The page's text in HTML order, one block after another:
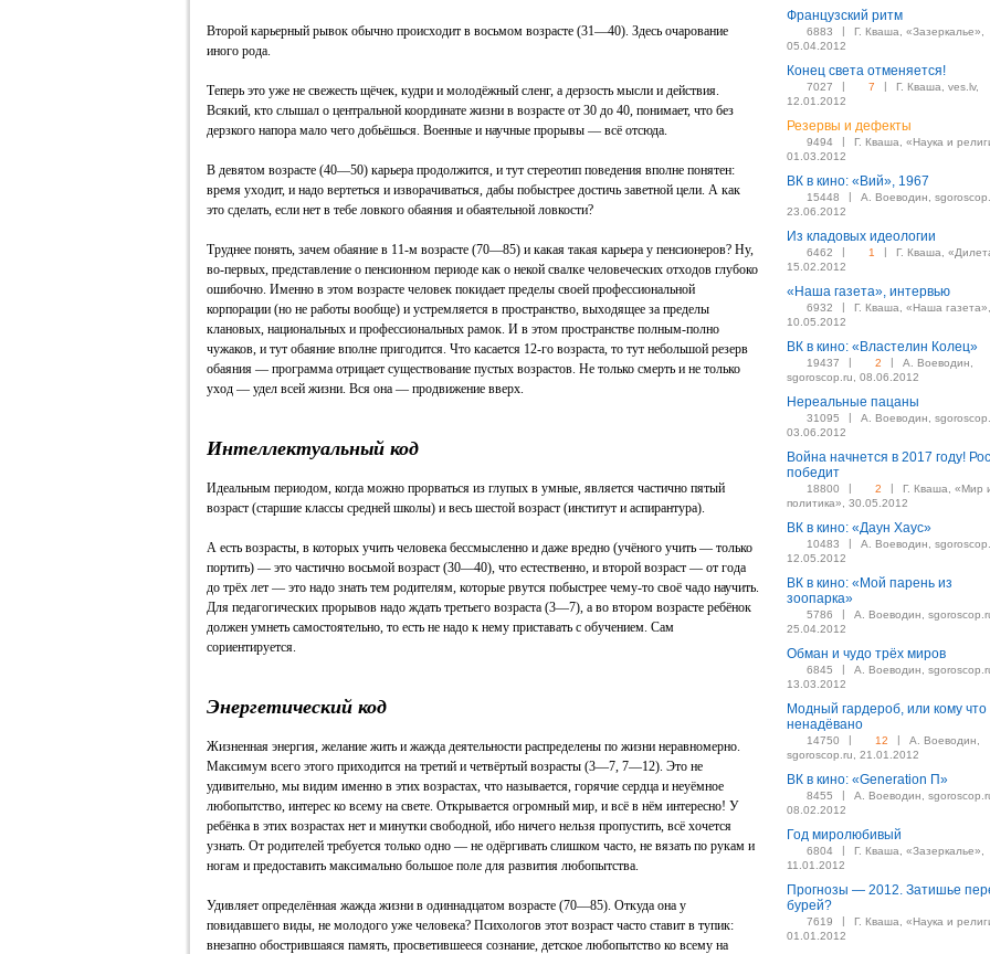
Второй карьерный рывок обычно происходит в восьмом возрасте (31—40). Здесь очарование
иного рода.
Теперь это уже не свежесть щёчек, кудри и молодёжный сленг, а дерзость мысли и действия.
Всякий, кто слышал о центральной координате жизни в возрасте от 30 до 40, понимает, что без
дерзкого напора мало чего добьёшься. Военные и научные прорывы — всё отсюда.
В девятом возрасте (40—50) карьера продолжится, и тут стереотип поведения вполне понятен:
время уходит, и надо вертеться и изворачиваться, дабы побыстрее достичь заветной цели. А как
это сделать, если нет в тебе ловкого обаяния и обаятельной ловкости?
Труднее понять, зачем обаяние в 11‑м возрасте (70—85) и какая такая карьера у пенсионеров? Ну,
во‑первых, представление о пенсионном периоде как о некой свалке человеческих отходов глубоко
ошибочно. Именно в этом возрасте человек покидает пределы своей профессиональной
корпорации (но не работы вообще) и устремляется в пространство, выходящее за пределы
клановых, национальных и профессиональных рамок. И в этом пространстве полным-полно
чужаков, и тут обаяние вполне пригодится. Что касается 12‑го возраста, то тут небольшой резерв
обаяния — программа отрицает существование пустых возрастов. Не только смерть и не только
уход — удел всей жизни. Вся она — продвижение вверх.
Интеллектуальный код
Идеальным периодом, когда можно прорваться из глупых в умные, является частично пятый
возраст (старшие классы средней школы) и весь шестой возраст (институт и аспирантура).
А есть возрасты, в которых учить человека бессмысленно и даже вредно (учёного учить — только
портить) — это частично восьмой возраст (30—40), что естественно, и второй возраст — от года
до трёх лет — это надо знать тем родителям, которые рвутся побыстрее чему-то своё чадо научить.
Для педагогических прорывов надо ждать третьего возраста (3—7), а во втором возрасте ребёнок
должен умнеть самостоятельно, то есть не надо к нему приставать с обучением. Сам
сориентируется.
Энергетический код
Жизненная энергия, желание жить и жажда деятельности распределены по жизни неравномерно.
Максимум всего этого приходится на третий и четвёртый возрасты (3—7, 7—12). Это не
удивительно, мы видим именно в этих возрастах, что называется, горячие сердца и неуёмное
любопытство, интерес ко всему на свете. Открывается огромный мир, и всё в нём интересно! У
ребёнка в этих возрастах нет и минутки свободной, ибо ничего нельзя пропустить, всё хочется
узнать. От родителей требуется только одно — не одёргивать слишком часто, не вязать по рукам и
ногам и предоставить максимально большое поле для развития любопытства.
Удивляет определённая жажда жизни в одиннадцатом возрасте (70—85). Откуда она у
повидавшего виды, не молодого уже человека? Психологов этот возраст часто ставит в тупик:
внезапно обострившаяся память, просветившееся сознание, детское любопытство ко всему на
Французский ритм
6883 |
Г. Кваша, «Зазеркалье»,
05.04.2012
Конец света отменяется!
7027 | 7 |
Г. Кваша, ves.lv,
12.01.2012
Резервы и дефекты
9494 |
Г. Кваша, «Наука и
01.03.2012
ВК в кино: «Вий», 1967
15448 |
А. Воеводин,
23.06.2012
Из кладовых идеологии
6462 | 1 |
Г. Кваша,
15.02.2012
«Наша газета», интервью
6932 |
Г. Кваша, «Наша газета»,
10.05.2012
ВК в кино: «Властелин Колец»
19437 | 2 |
А. Воеводин,
sgoroscop.ru, 08.06.2012
Нереальные пацаны
31095 |
А. Воеводин,
03.06.2012
Война начнется в 2017 году!
победит
18800 | 2 |
Г. Кваша, «Мир
политика», 30.05.2012
ВК в кино: «Даун Хаус»
10483 |
А. Воеводин,
12.05.2012
ВК в кино: «Мой парень из
зоопарка»
5786 |
А. Воеводин,
25.04.2012
Обман и чудо трёх миров
6845 |
А. Воеводин,
13.03.2012
Модный гардероб, или кому что
ненадёвано
14750 | 12 |
А. Воеводин,
sgoroscop.ru, 21.01.2012
ВК в кино: «Generation П»
8455 |
А. Воеводин,
08.02.2012
Год миролюбивый
6804 |
Г. Кваша, «Зазеркалье»,
11.01.2012
Прогнозы — 2012. Затишье
бурей?
7619 |
Г. Кваша, «Наука и
01.01.2012